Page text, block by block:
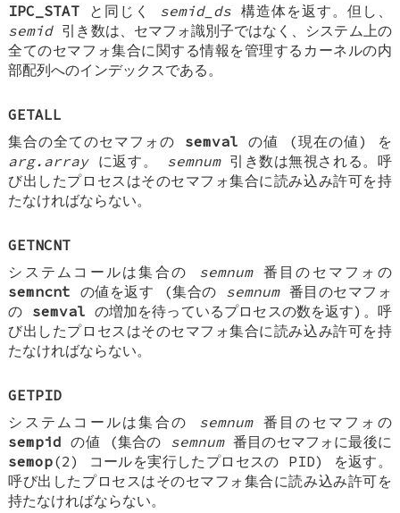
IPC_STAT と同じく semid_ds 構造体を返す。但し、
semid引き数は、セマフォ識別子ではなく、システム上の
全てのセマフォ集合に関する情報を管理するカーネルの内
部配列へのインデックスである。
GETALL
集合の全てのセマフォの semval の値 (現在の値) を
arg.arrayに返す。 semnum引き数は無視される。呼
び出したプロセスはそのセマフォ集合に読み込み許可を持
たなければならない。
GETNCNT
システムコールは集合の semnum番目のセマフォの
semncnt の値を返す (集合の semnum番目のセマフォ
の semval の増加を待っているプロセスの数を返す)。呼
び出したプロセスはそのセマフォ集合に読み込み許可を持
たなければならない。
GETPID
システムコールは集合の semnum番目のセマフォの
sempid の値 (集合の semnum番目のセマフォに最後に
semop(2) コールを実行したプロセスの PID) を返す。
呼び出したプロセスはそのセマフォ集合に読み込み許可を
持たなければならない。